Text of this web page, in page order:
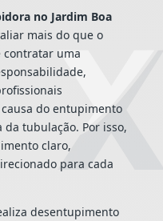
no Jardim Boa
mais do que o
contratar uma
do entupimento
tubulação. Por isso,
claro,
para cada
desentupimento